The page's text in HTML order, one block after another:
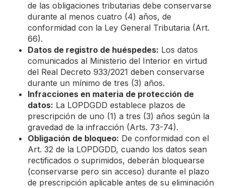
de las obligaciones tributarias debe conservarse
durante al menos cuatro (4) años, de
conformidad con la Ley General Tributaria (Art.
66).
Datos de registro de huéspedes: Los datos
comunicados al Ministerio del Interior en virtud
del Real Decreto 933/2021 deben conservarse
durante un mínimo de tres (3) años.
Infracciones en materia de protección de
datos: La LOPDGDD establece plazos de
prescripción de uno (1) a tres (3) años según la
gravedad de la infracción (Arts. 73-74).
Obligación de bloqueo: De conformidad con el
Art. 32 de la LOPDGDD, cuando los datos sean
rectificados o suprimidos, deberán bloquearse
(conservarse pero sin acceso) durante el plazo
de prescripción aplicable antes de su eliminación